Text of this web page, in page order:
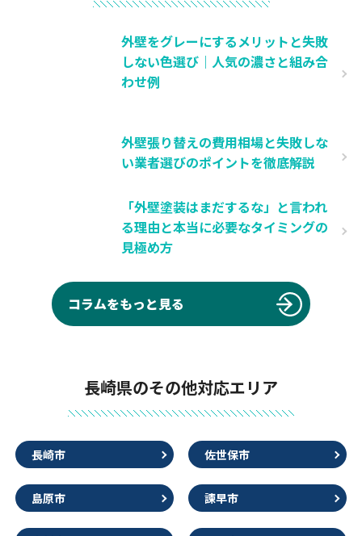
外壁をグレーにするメリットと失敗
しない色選び｜人気の濃さと組み合
わせ例
外壁張り替えの費用相場と失敗しな
い業者選びのポイントを徹底解説
「外壁塗装はまだするな」と言われ
る理由と本当に必要なタイミングの
見極め方
コラムをもっと見る
長崎県のその他対応エリア
長崎市 佐世保市
島原市 諫早市